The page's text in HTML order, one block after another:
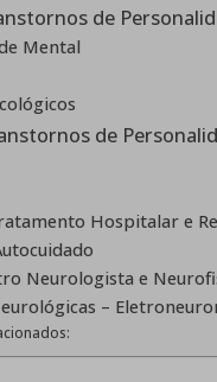
de
Mental
de
Hospitalar e
Neurologista e
–